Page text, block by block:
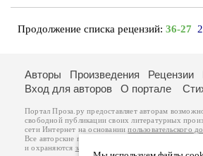
Продолжение списка рецензий: 36-27
Авторы Произведения Рецензии
Вход для авторов
О портале
Портал Проза.ру предоставляет авторам
свободной публикации своих литературных
сети Интернет на основаниипользовательского
Все авторские права на произведения
и охраняются законом
. Перепечатка